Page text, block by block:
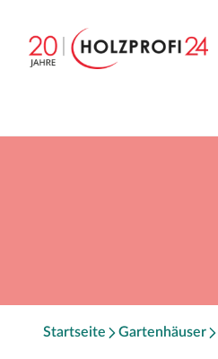
Startseite Gartenhäuser